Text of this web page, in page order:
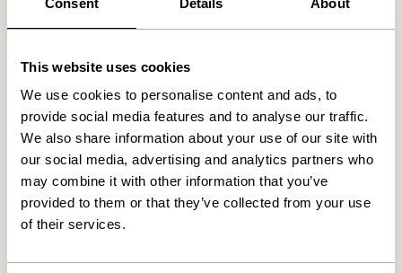
This website uses cookies
We use cookies to personalise content and ads, to
provide social media features and to analyse our traffic.
We also share information about your use of our site with
our social media, advertising and analytics partners who
may combine it with other information that you’ve
provided to them or that they’ve collected from your use
of their services.
Relaterede varer